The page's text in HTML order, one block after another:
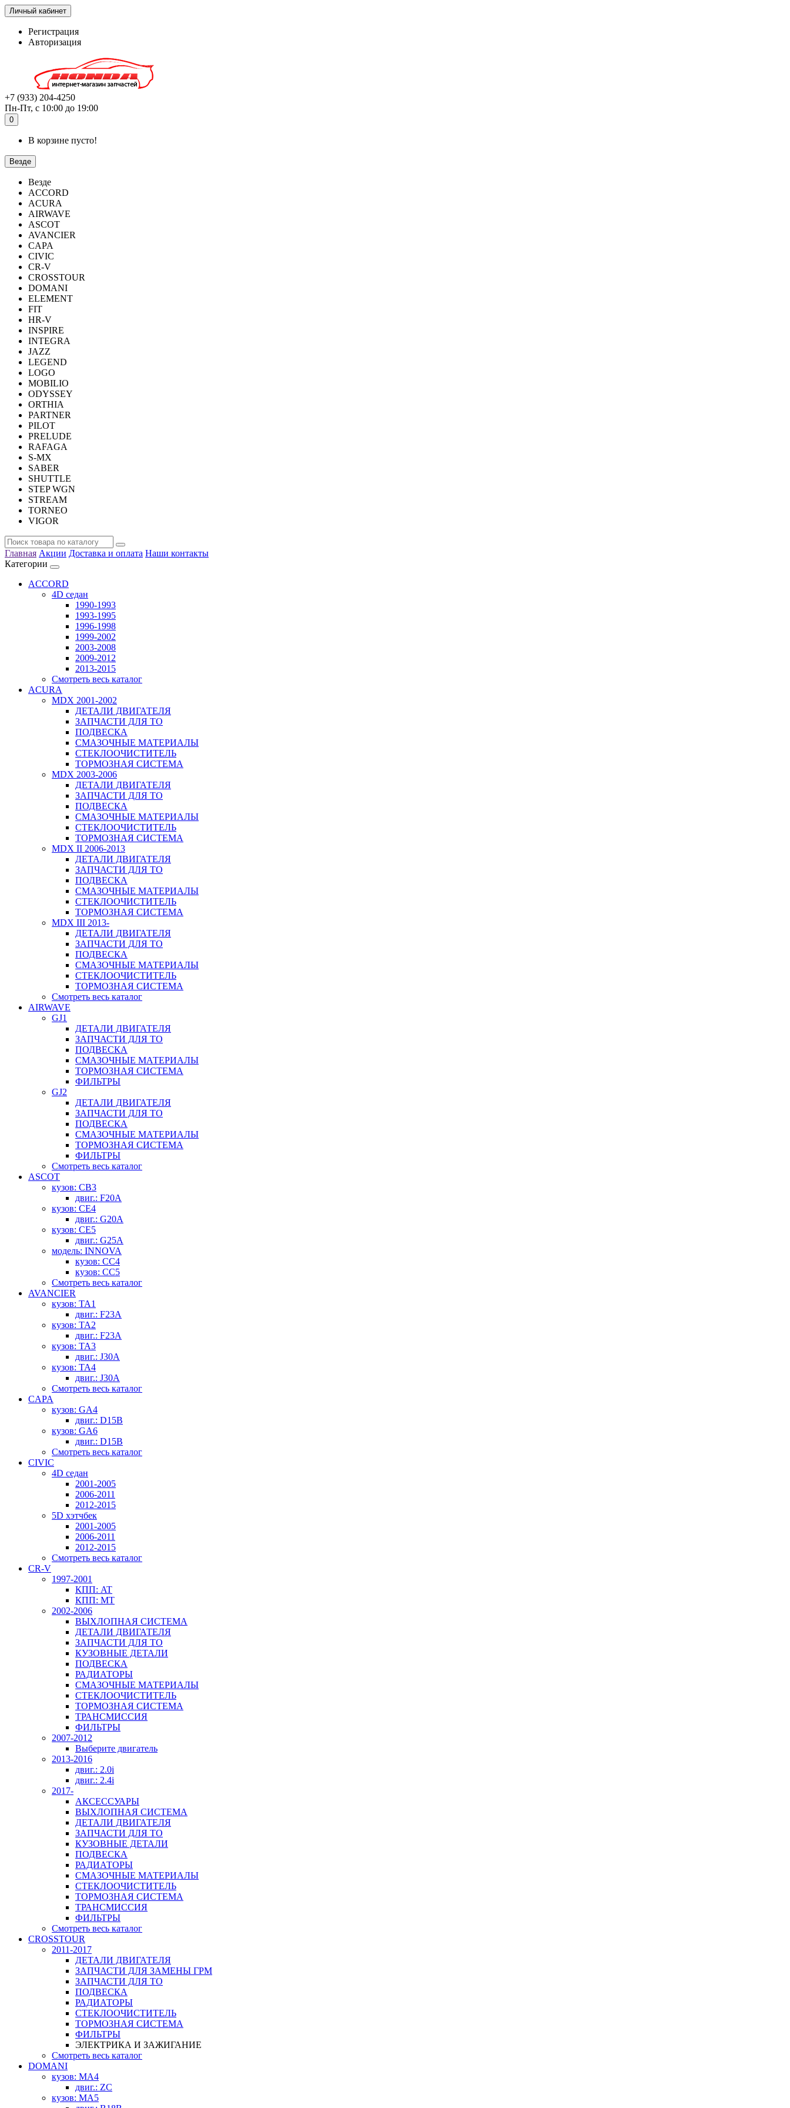
Личный кабинет
Регистрация
Авторизация
+7 (933) 204-4250
Пн-Пт, с 10:00 до 19:00
0
В корзине пусто!
Везде
Везде
ACCORD
ACURA
AIRWAVE
ASCOT
AVANCIER
CAPA
CIVIC
CR-V
CROSSTOUR
DOMANI
ELEMENT
FIT
HR-V
INSPIRE
INTEGRA
JAZZ
LEGEND
LOGO
MOBILIO
ODYSSEY
ORTHIA
PARTNER
PILOT
PRELUDE
RAFAGA
S-MX
SABER
SHUTTLE
STEP WGN
STREAM
TORNEO
VIGOR
Главная Акции Доставка и оплата Наши контакты
Категории
ACCORD
4D седан
1990-1993
1993-1995
1996-1998
1999-2002
2003-2008
2009-2012
2013-2015
Смотреть весь каталог
ACURA
MDX 2001-2002
ДЕТАЛИ ДВИГАТЕЛЯ
ЗАПЧАСТИ ДЛЯ ТО
ПОДВЕСКА
СМАЗОЧНЫЕ МАТЕРИАЛЫ
СТЕКЛООЧИСТИТЕЛЬ
ТОРМОЗНАЯ СИСТЕМА
MDX 2003-2006
ДЕТАЛИ ДВИГАТЕЛЯ
ЗАПЧАСТИ ДЛЯ ТО
ПОДВЕСКА
СМАЗОЧНЫЕ МАТЕРИАЛЫ
СТЕКЛООЧИСТИТЕЛЬ
ТОРМОЗНАЯ СИСТЕМА
MDX II 2006-2013
ДЕТАЛИ ДВИГАТЕЛЯ
ЗАПЧАСТИ ДЛЯ ТО
ПОДВЕСКА
СМАЗОЧНЫЕ МАТЕРИАЛЫ
СТЕКЛООЧИСТИТЕЛЬ
ТОРМОЗНАЯ СИСТЕМА
MDX III 2013-
ДЕТАЛИ ДВИГАТЕЛЯ
ЗАПЧАСТИ ДЛЯ ТО
ПОДВЕСКА
СМАЗОЧНЫЕ МАТЕРИАЛЫ
СТЕКЛООЧИСТИТЕЛЬ
ТОРМОЗНАЯ СИСТЕМА
Смотреть весь каталог
AIRWAVE
GJ1
ДЕТАЛИ ДВИГАТЕЛЯ
ЗАПЧАСТИ ДЛЯ ТО
ПОДВЕСКА
СМАЗОЧНЫЕ МАТЕРИАЛЫ
ТОРМОЗНАЯ СИСТЕМА
ФИЛЬТРЫ
GJ2
ДЕТАЛИ ДВИГАТЕЛЯ
ЗАПЧАСТИ ДЛЯ ТО
ПОДВЕСКА
СМАЗОЧНЫЕ МАТЕРИАЛЫ
ТОРМОЗНАЯ СИСТЕМА
ФИЛЬТРЫ
Смотреть весь каталог
ASCOT
кузов: CB3
двиг.: F20A
кузов: CE4
двиг.: G20A
кузов: CE5
двиг.: G25A
модель: INNOVA
кузов: CC4
кузов: CC5
Смотреть весь каталог
AVANCIER
кузов: TA1
двиг.: F23A
кузов: TA2
двиг.: F23A
кузов: TA3
двиг.: J30A
кузов: TA4
двиг.: J30A
Смотреть весь каталог
CAPA
кузов: GA4
двиг.: D15B
кузов: GA6
двиг.: D15B
Смотреть весь каталог
CIVIC
4D седан
2001-2005
2006-2011
2012-2015
5D хэтчбек
2001-2005
2006-2011
2012-2015
Смотреть весь каталог
CR-V
1997-2001
КПП: AT
КПП: MT
2002-2006
ВЫХЛОПНАЯ СИСТЕМА
ДЕТАЛИ ДВИГАТЕЛЯ
ЗАПЧАСТИ ДЛЯ ТО
КУЗОВНЫЕ ДЕТАЛИ
ПОДВЕСКА
РАДИАТОРЫ
СМАЗОЧНЫЕ МАТЕРИАЛЫ
СТЕКЛООЧИСТИТЕЛЬ
ТОРМОЗНАЯ СИСТЕМА
ТРАНСМИССИЯ
ФИЛЬТРЫ
2007-2012
Выберите двигатель
2013-2016
двиг.: 2.0i
двиг.: 2.4i
2017-
АКСЕССУАРЫ
ВЫХЛОПНАЯ СИСТЕМА
ДЕТАЛИ ДВИГАТЕЛЯ
ЗАПЧАСТИ ДЛЯ ТО
КУЗОВНЫЕ ДЕТАЛИ
ПОДВЕСКА
РАДИАТОРЫ
СМАЗОЧНЫЕ МАТЕРИАЛЫ
СТЕКЛООЧИСТИТЕЛЬ
ТОРМОЗНАЯ СИСТЕМА
ТРАНСМИССИЯ
ФИЛЬТРЫ
Смотреть весь каталог
CROSSTOUR
2011-2017
ДЕТАЛИ ДВИГАТЕЛЯ
ЗАПЧАСТИ ДЛЯ ЗАМЕНЫ ГРМ
ЗАПЧАСТИ ДЛЯ ТО
ПОДВЕСКА
РАДИАТОРЫ
СТЕКЛООЧИСТИТЕЛЬ
ТОРМОЗНАЯ СИСТЕМА
ФИЛЬТРЫ
ЭЛЕКТРИКА И ЗАЖИГАНИЕ
Смотреть весь каталог
DOMANI
кузов: MA4
двиг.: ZC
кузов: MA5